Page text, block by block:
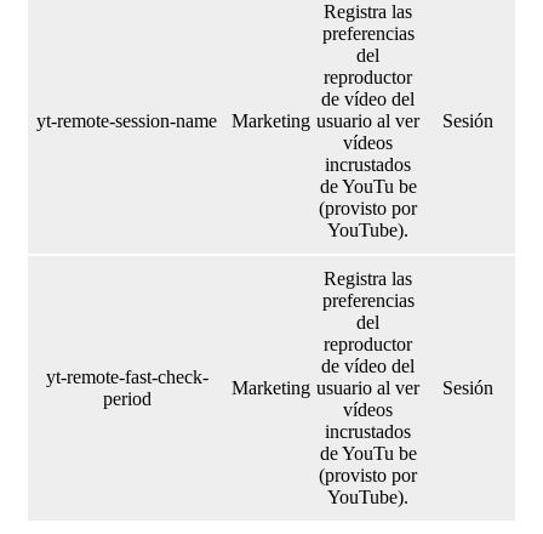
yt-remote-session-name Marketing
Registra las
preferencias
del
reproductor
de vídeo del
usuario al ver
vídeos
incrustados
de YouTu be
(provisto por
YouTube).
Sesión
yt-remote-fast-check-
period
Marketing
Registra las
preferencias
del
reproductor
de vídeo del
usuario al ver
vídeos
incrustados
de YouTu be
(provisto por
YouTube).
Sesión